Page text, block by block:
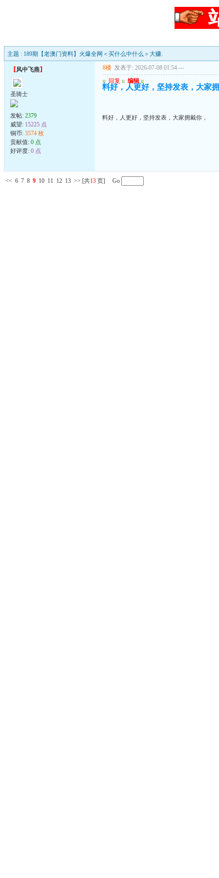
主题 : 189期【老澳门资料】火爆全网＜买什么中什么＞大赚.
【风中飞燕】
圣骑士
发帖: 2379
威望: 15225 点
铜币: 3574 枚
贡献值: 0 点
好评度: 0 点
8楼 发表于: 2026-07-08 01:54 ---
u 回复 u 编辑 u
料好，人更好，坚持发表，大家
料好，人更好，坚持发表，大家拥戴你，
<< 6 7 8 9 10 11 12 13 >> [共13 页] Go